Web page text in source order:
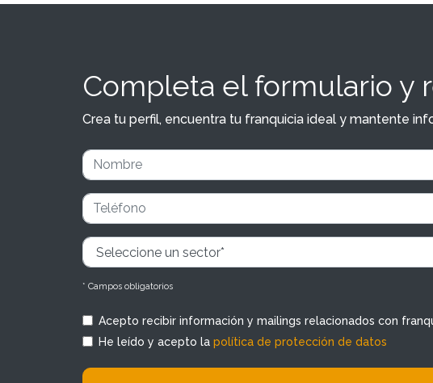
Completa el formulario y
Crea tu perfil, encuentra tu franquicia ideal y mantente
* Campos obligatorios
Acepto recibir información y mailings relacionados con
He leído y acepto la política de protección de datos